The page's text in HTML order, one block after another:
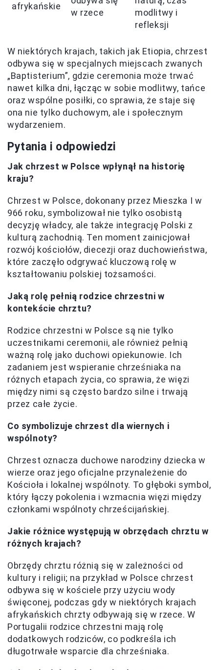
afrykańskie
w rzece
modlitwy i
refleksji
W niektórych krajach, takich jak Etiopia, chrzest
odbywa się w specjalnych miejscach zwanych
„Baptisterium”, gdzie ceremonia może trwać
nawet kilka dni, łącząc w sobie modlitwy, tańce
oraz wspólne posiłki, co sprawia, że staje się
ona nie tylko duchowym, ale i społecznym
wydarzeniem.
Pytania i odpowiedzi
Jak chrzest w Polsce wpłynął na historię
kraju?
Chrzest w Polsce, dokonany przez Mieszka I w
966 roku, symbolizował nie tylko osobistą
decyzję władcy, ale także integrację Polski z
kulturą zachodnią. Ten moment zainicjował
rozwój kościołów, diecezji oraz duchowieństwa,
które zaczęło odgrywać kluczową rolę w
kształtowaniu polskiej tożsamości.
Jaką rolę pełnią rodzice chrzestni w
kontekście chrztu?
Rodzice chrzestni w Polsce są nie tylko
uczestnikami ceremonii, ale również pełnią
ważną rolę jako duchowi opiekunowie. Ich
zadaniem jest wspieranie chrześniaka na
różnych etapach życia, co sprawia, że więzi
między nimi są często bardzo silne i trwają
przez całe życie.
Co symbolizuje chrzest dla wiernych i
wspólnoty?
Chrzest oznacza duchowe narodziny dziecka w
wierze oraz jego oficjalne przynależenie do
Kościoła i lokalnej wspólnoty. To głęboki symbol,
który łączy pokolenia i wzmacnia więzi między
członkami wspólnoty chrześcijańskiej.
Jakie różnice występują w obrzędach chrztu w
różnych krajach?
Obrzędy chrztu różnią się w zależności od
kultury i religii; na przykład w Polsce chrzest
odbywa się w kościele przy użyciu wody
święconej, podczas gdy w niektórych krajach
afrykańskich chrzty odbywają się w rzece. W
Portugalii rodzice chrzestni mają rolę
dodatkowych rodziców, co podkreśla ich
długotrwałe wsparcie dla chrześniaka.